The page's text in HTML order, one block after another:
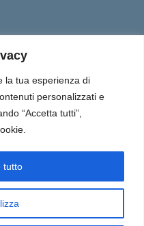
la tua esperienza di
personalizzati e
“Accetta tutti”,
tutto
Online
- Via Europa 1,